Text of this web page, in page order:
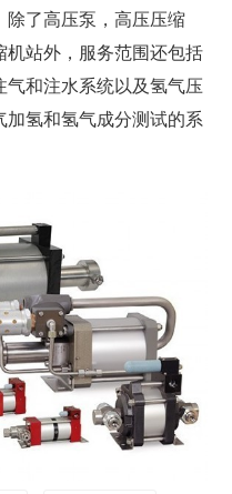
除了高压泵，高压压缩
机站外，服务范围还包括
气和注水系统以及氢气压
氢和氢气成分测试的系